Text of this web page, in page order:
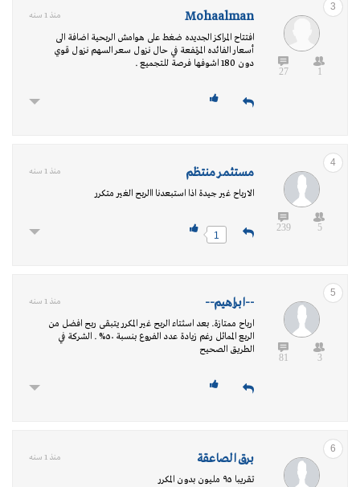
3
1
27
Mohaalman منذ 1 سنه
افتتاح المراكز الجديده ضغط على هوامش الربحية اضافة الى
أسعار الفائده المرتفعة في حال نزول سعر السهم نزول قوي
دون 180 اشوفها فرصة للتجميع .
4
5
239
مستثمر منتظم منذ 1 سنه
الارباح غير جيدة اذا استبعدنا االربح الغير متكرر
1
5
3
81
--ابراهيم-- منذ 1 سنه
ارباح ممتازة. بعد اسثتاء الربح غير المكرر يتبقى ربح افضل من
الربع المماثل رغم زيادة عدد الفروع بنسبة ٥٠% . الشركة في
الطريق الصحيح
6
برق الصاعقة منذ 1 سنه
تقريبا ٩٥ مليون بدون المكرر